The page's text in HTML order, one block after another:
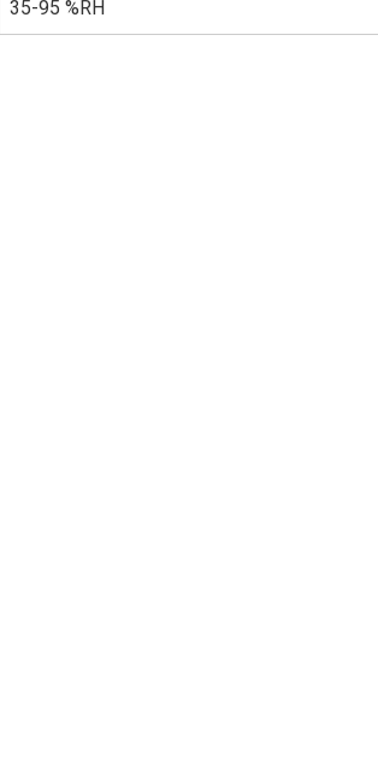
35-95 %RH